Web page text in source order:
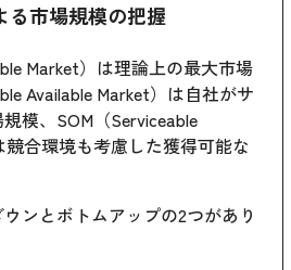
る市場規模の把握
Market）は理論上の最大市場
Available Market）は自社がサ
模、SOM（Serviceable
合環境も考慮した獲得可能な
ンとボトムアップの2つがあり